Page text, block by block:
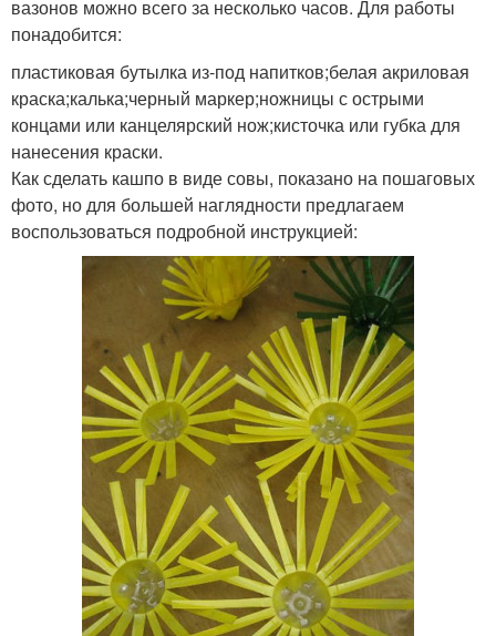
вазонов можно всего за несколько часов. Для работы
понадобится:
пластиковая бутылка из-под напитков;белая акриловая
краска;калька;черный маркер;ножницы с острыми
концами или канцелярский нож;кисточка или губка для
нанесения краски.
Как сделать кашпо в виде совы, показано на пошаговых
фото, но для большей наглядности предлагаем
воспользоваться подробной инструкцией: